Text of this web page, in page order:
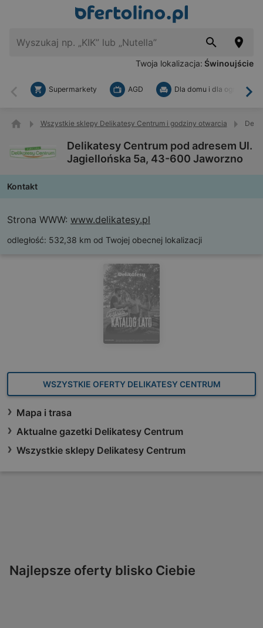
Twoja lokalizacja: Świnoujście
Wstecz
Supermarkety AGD Dla domu i dla ogrodu
Wszystkie sklepy Delikatesy Centrum i godziny otwarcia
Delikatesy Centrum pod adresem Ul.
Jagiellońska 5a, 43-600 Jaworzno
Kontakt
Strona WWW: www.delikatesy.pl
odległość: 532,38 km od Twojej obecnej lokalizacji
WSZYSTKIE OFERTY DELIKATESY CENTRUM
Mapa i trasa
Aktualne gazetki Delikatesy Centrum
Wszystkie sklepy Delikatesy Centrum
Najlepsze oferty blisko Ciebie